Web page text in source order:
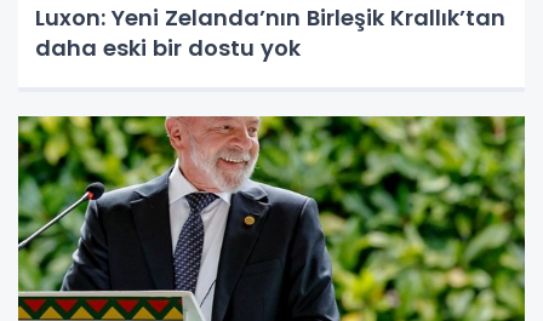
Luxon: Yeni Zelanda’nın Birleşik Krallık’tan
daha eski bir dostu yok